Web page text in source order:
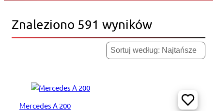
Znaleziono 591 wyników
Mercedes A 200